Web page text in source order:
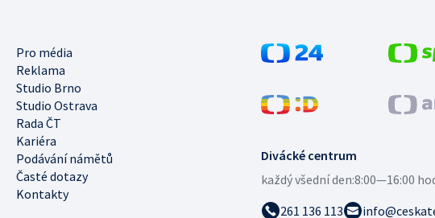
Divácké centrum
každý všední den:8:00—16:00
261 136 113
Pro média
Reklama
Studio Brno
Studio Ostrava
Rada ČT
Kariéra
Podávání námětů
Časté dotazy
Kontakty